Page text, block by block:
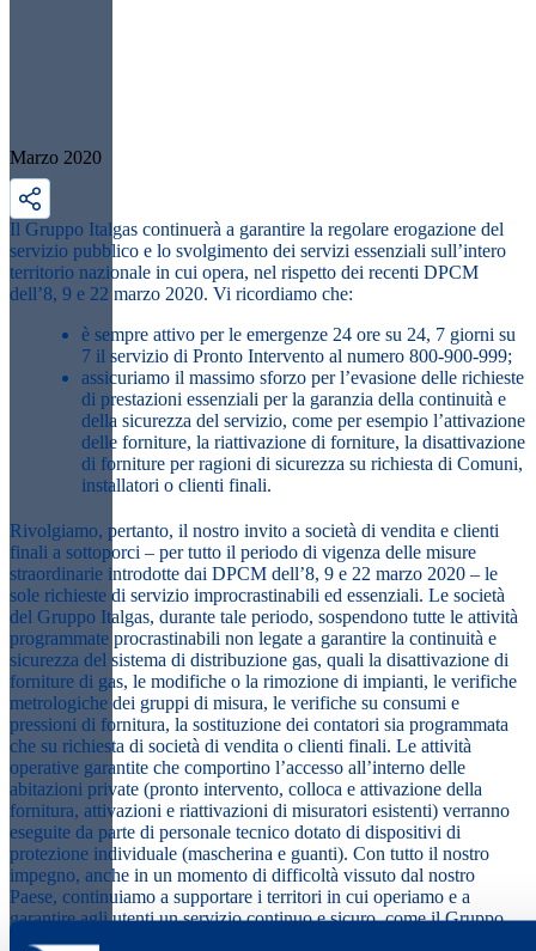
Marzo 2020
Il Gruppo Italgas continuerà a garantire la regolare erogazione del
servizio pubblico e lo svolgimento dei servizi essenziali sull’intero
territorio nazionale in cui opera, nel rispetto dei recenti DPCM
dell’8, 9 e 22 marzo 2020. Vi ricordiamo che:
è sempre attivo per le emergenze 24 ore su 24, 7 giorni su
7 il servizio di Pronto Intervento al numero 800-900-999;
assicuriamo il massimo sforzo per l’evasione delle richieste
di prestazioni essenziali per la garanzia della continuità e
della sicurezza del servizio, come per esempio l’attivazione
delle forniture, la riattivazione di forniture, la disattivazione
di forniture per ragioni di sicurezza su richiesta di Comuni,
installatori o clienti finali.
Rivolgiamo, pertanto, il nostro invito a società di vendita e clienti
finali a sottoporci – per tutto il periodo di vigenza delle misure
straordinarie introdotte dai DPCM dell’8, 9 e 22 marzo 2020 – le
sole richieste di servizio improcrastinabili ed essenziali. Le società
del Gruppo Italgas, durante tale periodo, sospendono tutte le attività
programmate procrastinabili non legate a garantire la continuità e
sicurezza del sistema di distribuzione gas, quali la disattivazione di
forniture di gas, le modifiche o la rimozione di impianti, le verifiche
metrologiche dei gruppi di misura, le verifiche su consumi e
pressioni di fornitura, la sostituzione dei contatori sia programmata
che su richiesta di società di vendita o clienti finali. Le attività
operative garantite che comportino l’accesso all’interno delle
abitazioni private (pronto intervento, colloca e attivazione della
fornitura, attivazioni e riattivazioni di misuratori esistenti) verranno
eseguite da parte di personale tecnico dotato di dispositivi di
protezione individuale (mascherina e guanti). Con tutto il nostro
impegno, anche in un momento di difficoltà vissuto dal nostro
Paese, continuiamo a supportare i territori in cui operiamo e a
garantire agli utenti un servizio continuo e sicuro, come il Gruppo
Italgas fa da oltre 180 anni.